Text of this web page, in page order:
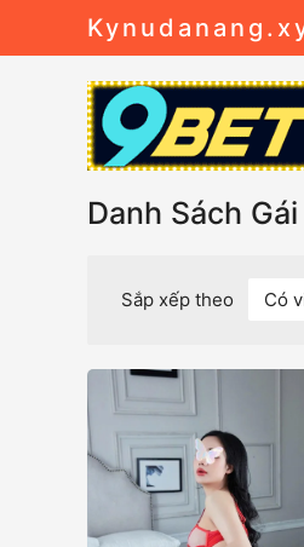
Danh Sách
Sắp xếp theo Có